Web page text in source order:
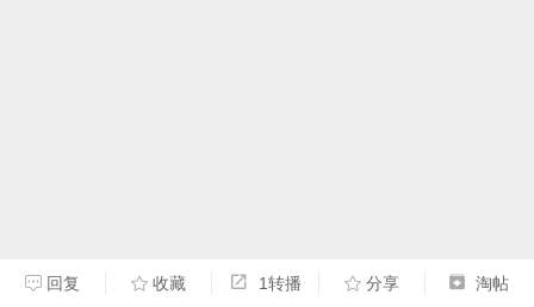
回复 收藏 1转播 分享 淘帖